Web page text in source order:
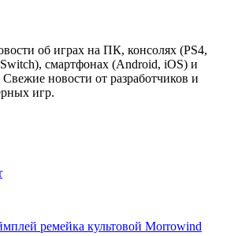
об играх на ПК, консолях (PS4,
смартфонах (Android, iOS) и
новости от разработчиков и
игр.
ремейка культовой Morrowind